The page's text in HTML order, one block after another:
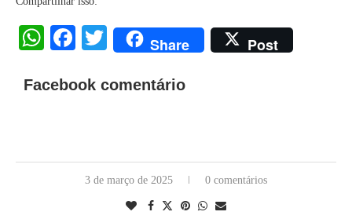
WhatsApp
Facebook
Twitter
Share Post
Facebook comentário
3 de março de 2025 0 comentários